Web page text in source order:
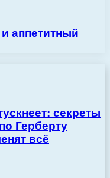
аппетитный
секреты
Герберту
всё